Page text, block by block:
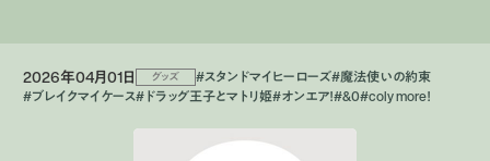
2026年04月01日 グッズ #スタンドマイヒーローズ#魔法使いの約束
#ブレイクマイケース#ドラッグ王子とマトリ姫#オンエア！#&0#coly more！